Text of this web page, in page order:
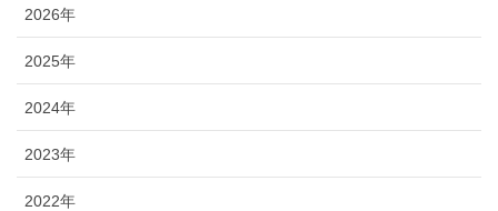
2026年
2025年
2024年
2023年
2022年